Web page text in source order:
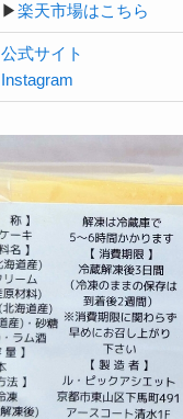
▶楽天市場はこちら
公式サイト
Instagram